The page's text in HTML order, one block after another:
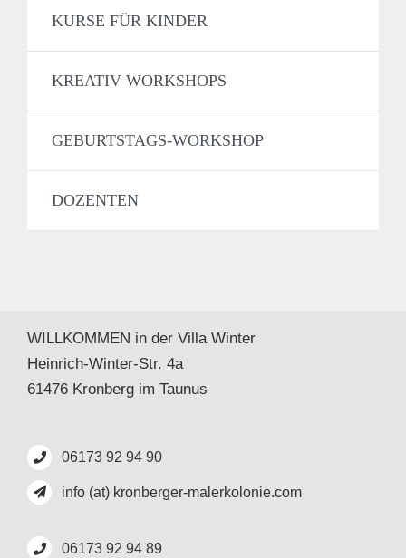
KURSE FÜR KINDER
KREATIV WORKSHOPS
GEBURTSTAGS-WORKSHOP
DOZENTEN
WILLKOMMEN in der Villa Winter
Heinrich-Winter-Str. 4a
61476 Kronberg im Taunus
06173 92 94 90
info (at) kronberger-malerkolonie.com
06173 92 94 89